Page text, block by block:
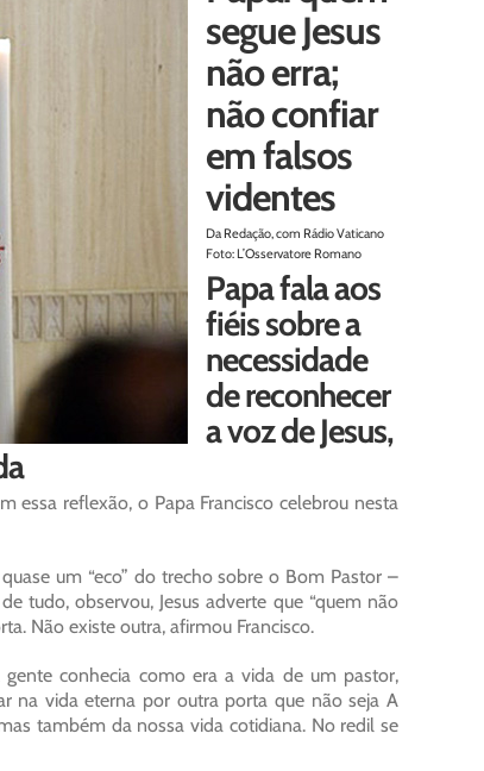
segue Jesus
não erra;
não confiar
em falsos
videntes
Da Redação, com Rádio Vaticano
Foto: L’Osservatore Romano
Papa fala aos
fiéis sobre a
necessidade
de reconhecer
a voz de Jesus,
essa reflexão, o Papa Francisco celebrou nesta
um “eco” do trecho sobre o Bom Pastor –
tudo, observou, Jesus adverte que “quem não
Não existe outra, afirmou Francisco.
gente conhecia como era a vida de um pastor,
na vida eterna por outra porta que não seja A
também da nossa vida cotidiana. No redil se